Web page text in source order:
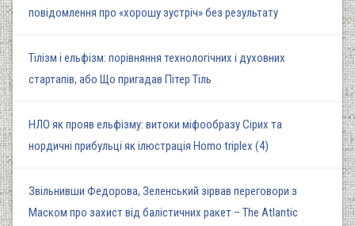
повідомлення про «хорошу зустріч» без результату
Тілізм і ельфізм: порівняння технологічних і духовних
стартапів, або Що пригадав Пітер Тіль
НЛО як прояв ельфізму: витоки міфообразу Сірих та
нордичні прибульці як ілюстрація Homo triplex (4)
Звільнивши Федорова, Зеленський зірвав переговори з
Маском про захист від балістичних ракет – The Atlantic